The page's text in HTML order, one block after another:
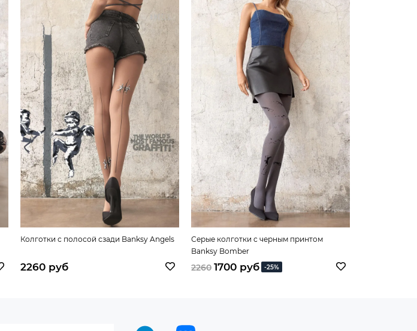
Колготки с полосой сзади Banksy Angels
2260 руб
Серые колготки с черным принтом
Banksy Bomber
2260 1700 руб -25%